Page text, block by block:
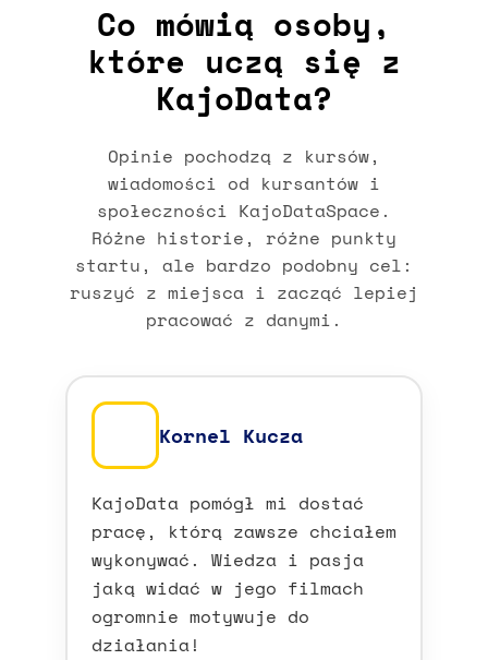
Co mówią osoby,
które uczą się z
KajoData?
Opinie pochodzą z kursów,
wiadomości od kursantów i
społeczności KajoDataSpace.
Różne historie, różne punkty
startu, ale bardzo podobny cel:
ruszyć z miejsca i zacząć lepiej
pracować z danymi.
Kornel Kucza
KajoData pomógł mi dostać
pracę, którą zawsze chciałem
wykonywać. Wiedza i pasja
jaką widać w jego filmach
ogromnie motywuje do
działania!